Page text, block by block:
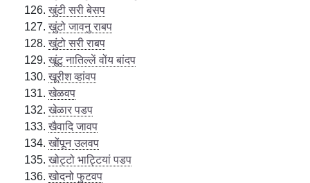
खुंटी सरी बेसप
खुंटो जावनु राबप
खुंटो सरी राबप
खूंटु नातिल्लें वोंय बांदप
खूरीश व्हांवप
खेळवप
खेळार पडप
खैवादि जावप
खोंपून उलवप
खोट्टो भाट्टियां पडप
खोदनो फुटवप